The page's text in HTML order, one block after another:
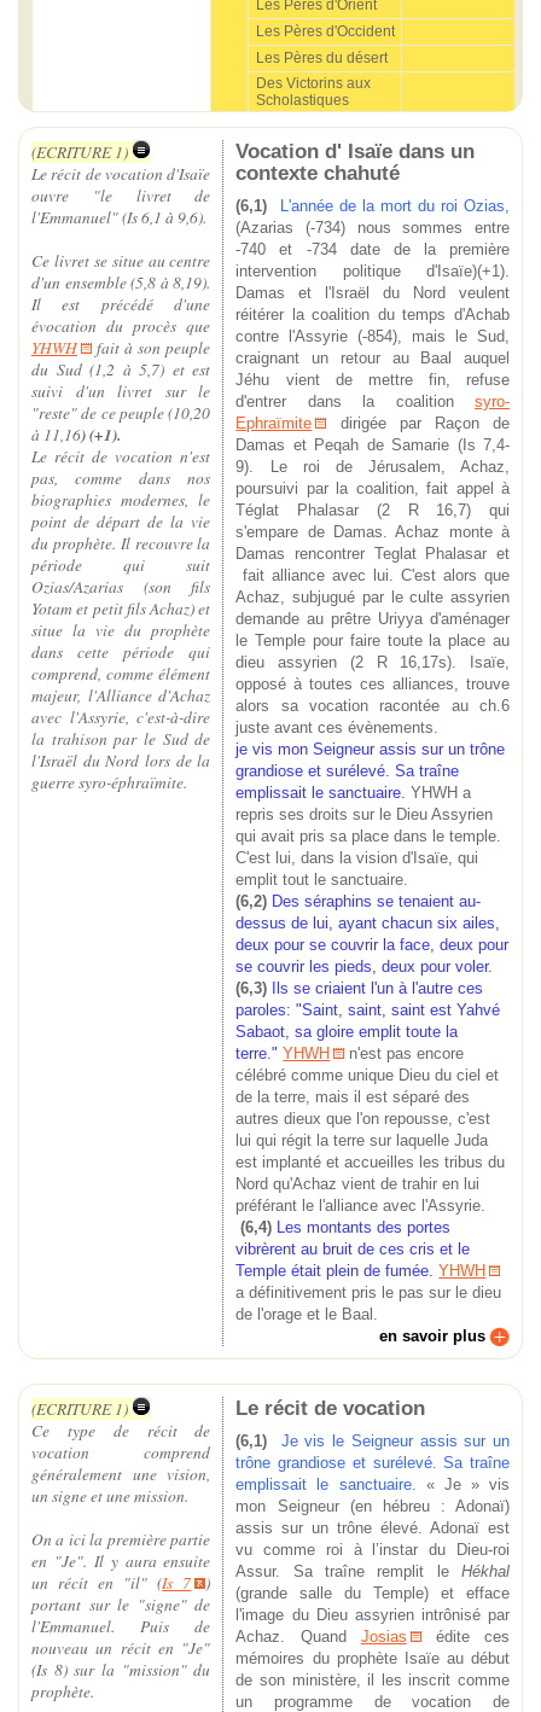
Les Pères d'Orient
Les Pères d'Occident
Les Pères du désert
Des Victorins aux
Scholastiques
(ECRITURE 1)
Le récit de vocation d'Isaïe
ouvre "le livret de
l'Emmanuel" (Is 6,1 à 9,6).
Ce livret se situe au centre
d'un ensemble (5,8 à 8,19).
Il est précédé d'une
évocation du procès que
YHWH
fait à son peuple
du Sud (1,2 à 5,7) et est
suivi d'un livret sur le
"reste" de ce peuple (10,20
à 11,16) (+1).
Le récit de vocation n'est
pas, comme dans nos
biographies modernes, le
point de départ de la vie
du prophète. Il recouvre la
période qui suit
Ozias/Azarias (son fils
Yotam et petit fils Achaz) et
situe la vie du prophète
dans cette période qui
comprend, comme élément
majeur, l'Alliance d'Achaz
avec l'Assyrie, c'est-à-dire
la trahison par le Sud de
l'Israël du Nord lors de la
guerre syro-éphraïmite.
Vocation d' Isaïe dans un
contexte chahuté
(6,1) L'année de la mort du roi Ozias,
(Azarias (-734) nous sommes entre
-740 et -734 date de la première
intervention politique d'Isaïe)(+1).
Damas et l'Israël du Nord veulent
réitérer la coalition du temps d'Achab
contre l'Assyrie (-854), mais le Sud,
craignant un retour au Baal auquel
Jéhu vient de mettre fin, refuse
d'entrer dans la coalition syro-
Ephraïmite
dirigée par Raçon de
Damas et Peqah de Samarie (Is 7,4-
9). Le roi de Jérusalem, Achaz,
poursuivi par la coalition, fait appel à
Téglat Phalasar (2 R 16,7) qui
s'empare de Damas. Achaz monte à
Damas rencontrer Teglat Phalasar et
fait alliance avec lui. C'est alors que
Achaz, subjugué par le culte assyrien
demande au prêtre Uriyya d'aménager
le Temple pour faire toute la place au
dieu assyrien (2 R 16,17s). Isaïe,
opposé à toutes ces alliances, trouve
alors sa vocation racontée au ch.6
juste avant ces évènements.
je vis mon Seigneur assis sur un trône
grandiose et surélevé. Sa traîne
emplissait le sanctuaire.YHWH a
repris ses droits sur le Dieu Assyrien
qui avait pris sa place dans le temple.
C'est lui, dans la vision d'Isaïe, qui
emplit tout le sanctuaire.
(6,2) Des séraphins se tenaient au-
dessus de lui, ayant chacun six ailes,
deux pour se couvrir la face, deux pour
se couvrir les pieds, deux pour voler.
(6,3) Ils se criaient l'un à l'autre ces
paroles: "Saint, saint, saint est Yahvé
Sabaot, sa gloire emplit toute la
terre."YHWH
n'est pas encore
célébré comme unique Dieu du ciel et
de la terre, mais il est séparé des
autres dieux que l'on repousse, c'est
lui qui régit la terre sur laquelle Juda
est implanté et accueilles les tribus du
Nord qu'Achaz vient de trahir en lui
préférant le l'alliance avec l'Assyrie.
(6,4) Les montants des portes
vibrèrent au bruit de ces cris et le
Temple était plein de fumée.YHWH
a définitivement pris le pas sur le dieu
de l'orage et le Baal.
en savoir plus
(ECRITURE 1)
Ce type de récit de
vocation comprend
généralement une vision,
un signe et une mission.
On a ici la première partie
en "Je". Il y aura ensuite
un récit en "il" (Is 7
)
portant sur le "signe" de
l'Emmanuel. Puis de
nouveau un récit en "Je"
(Is 8) sur la "mission" du
prophète.
Le récit de vocation
(6,1)
Je vis le Seigneur assis sur un
trône grandiose et surélevé. Sa traîne
emplissait le sanctuaire. « Je » vis
mon Seigneur (en hébreu : Adonaï)
assis sur un trône élevé. Adonaï est
vu comme roi à l’instar du Dieu-roi
Assur. Sa traîne remplit leHékhal
(grande salle du Temple) et efface
l'image du Dieu assyrien intrônisé par
Achaz. Quand Josias
édite ces
mémoires du prophète Isaïe au début
de son ministère, il les inscrit comme
un programme de vocation de